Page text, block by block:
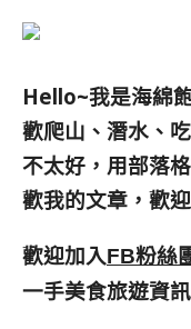
Hello~我是海綿
歡爬山、潛水、
不太好，用部落
歡我的文章，歡
歡迎加入FB粉絲
一手美食旅遊資訊